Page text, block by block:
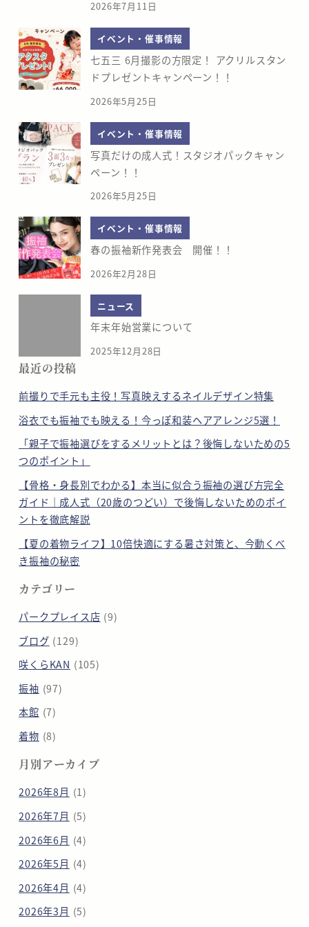
2026年7月11日
イベント・催事情報
七五三 6月撮影の方限定！ アクリルスタン
ドプレゼントキャンペーン！！
2026年5月25日
イベント・催事情報
写真だけの成人式！スタジオパックキャン
ペーン！！
2026年5月25日
イベント・催事情報
春の振袖新作発表会 開催！！
2026年2月28日
ニュース
年末年始営業について
2025年12月28日
最近の投稿
前撮りで手元も主役！写真映えするネイルデザイン特集
浴衣でも振袖でも映える！今っぽ和装ヘアアレンジ5選！
「親子で振袖選びをするメリットとは？後悔しないための5
つのポイント」
【骨格・身長別でわかる】本当に似合う振袖の選び方完全
ガイド｜成人式（20歳のつどい）で後悔しないためのポイ
ントを徹底解説
【夏の着物ライフ】10倍快適にする暑さ対策と、今動くべ
き振袖の秘密
カテゴリー
パークプレイス店 (9)
ブログ (129)
咲くらKAN (105)
振袖 (97)
本館 (7)
着物 (8)
月別アーカイブ
2026年8月 (1)
2026年7月 (5)
2026年6月 (4)
2026年5月 (4)
2026年4月 (4)
2026年3月 (5)